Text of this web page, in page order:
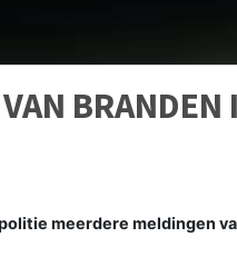
BRANDEN
meerdere meldingen